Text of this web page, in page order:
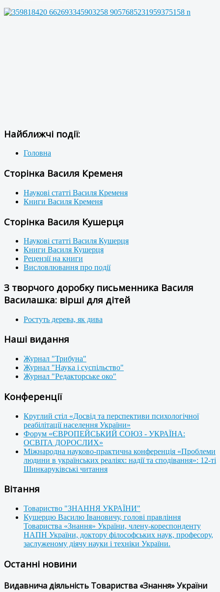
Найближчі події:
Головна
Сторінка Василя Кременя
Наукові статті Василя Кременя
Книги Василя Кременя
Сторінка Василя Кушерця
Наукові статті Василя Кушерця
Книги Василя Кушерця
Рецензії на книги
Висловлювання про події
З творчого доробку письменника Василя
Василашка: вірші для дітей
Ростуть дерева, як дива
Наші видання
Журнал "Трибуна"
Журнал "Наука і суспільство"
Журнал "Редакторське око"
Конференції
Круглий стіл «Досвід та перспективи психологічної
реабілітації населення України»
Форум «ЄВРОПЕЙСЬКИЙ СОЮЗ - УКРАЇНА:
ОСВІТА ДОРОСЛИХ»
Міжнародна науково-практична конференція «Проблеми
людини в українських реаліях: надії та сподівання»: 12-ті
Шинкаруківські читання
Вітання
Товариство "ЗНАННЯ УКРАЇНИ"
Кушерцю Василю Івановичу, голові правління
Товариства «Знання» України, члену-кореспонденту
НАПН України, доктору філософських наук, професору,
заслуженому діячу науки і техніки України.
Останні новини
Видавнича діяльність Товариства «Знання» України